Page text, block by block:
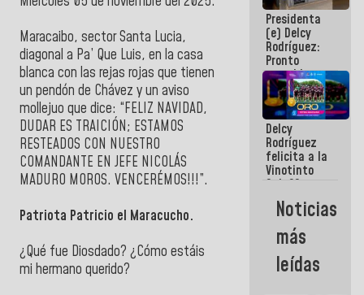
Maracaibo, sector Santa Lucia,
diagonal a Pa’ Que Luis, en la casa
blanca con las rejas rojas que tienen
un pendón de Chávez y un aviso
mollejuo que dice: “FELIZ NAVIDAD,
DUDAR ES TRAICIÓN; ESTAMOS
RESTEADOS CON NUESTRO
COMANDANTE EN JEFE NICOLÁS
MADURO MOROS. VENCERÉMOS!!!”.
Patriota Patricio el Maracucho.
¿Qué fue Diosdado? ¿Cómo estáis
mi hermano querido?
hacer
historia en
los
Centroamericanos
Presidenta
(e) Delcy
Rodríguez:
Pronto
restableceremos
las
operaciones
en el
Aeropuerto
Internacional
de
Maiquetía
Delcy
Rodríguez
felicita a la
Vinotinto
Sub 20
campeona
frente
México Sub
23 en los
Centroamericanos
Noticias
más
leídas